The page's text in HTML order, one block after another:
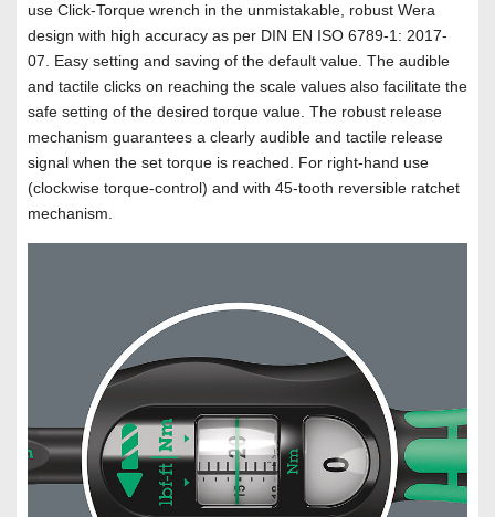
use Click-Torque wrench in the unmistakable, robust Wera
design with high accuracy as per DIN EN ISO 6789-1: 2017-
07. Easy setting and saving of the default value. The audible
and tactile clicks on reaching the scale values also facilitate the
safe setting of the desired torque value. The robust release
mechanism guarantees a clearly audible and tactile release
signal when the set torque is reached. For right-hand use
(clockwise torque-control) and with 45-tooth reversible ratchet
mechanism.